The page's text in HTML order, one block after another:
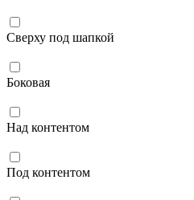
Сверху под шапкой
Боковая
Над контентом
Под контентом